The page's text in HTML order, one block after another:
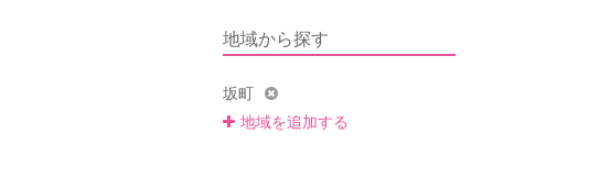
地域から探す
坂町
地域を追加する